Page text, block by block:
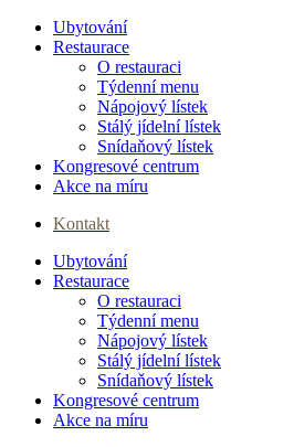
Ubytování
Restaurace
O restauraci
Týdenní menu
Nápojový lístek
Stálý jídelní lístek
Snídaňový lístek
Kongresové centrum
Akce na míru
Kontakt
Ubytování
Restaurace
O restauraci
Týdenní menu
Nápojový lístek
Stálý jídelní lístek
Snídaňový lístek
Kongresové centrum
Akce na míru